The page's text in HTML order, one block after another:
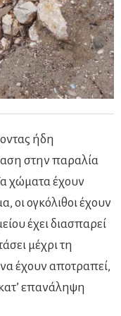
ήδη
στην παραλία
χώματα έχουν
οι ογκόλιθοι έχουν
έχει διασπαρεί
μέχρι τη
έχουν αποτραπεί,
επανάληψη